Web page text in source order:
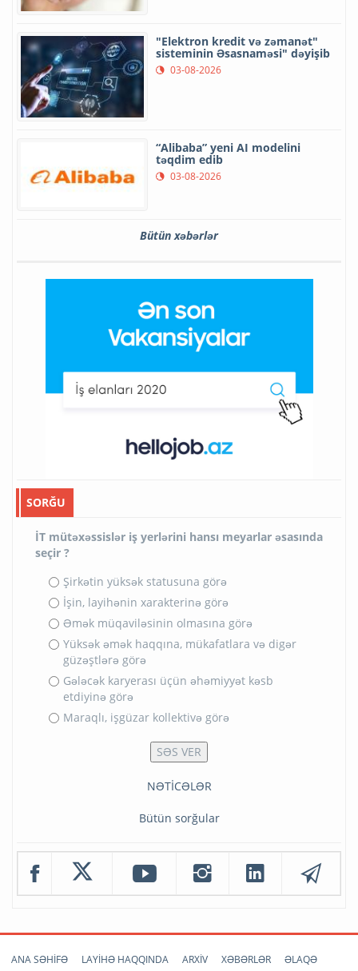
"Elektron kredit və zəmanət"
sisteminin Əsasnaməsi" dəyişib
03-08-2026
“Alibaba” yeni AI modelini
təqdim edib
03-08-2026
Bütün xəbərlər
SORĞU
İT mütəxəssislər iş yerlərini hansı meyarlar əsasında
seçir ?
Şirkətin yüksək statusuna görə
İşin, layihənin xarakterinə görə
Əmək müqaviləsinin olmasına görə
Yüksək əmək haqqına, mükafatlara və digər
güzəştlərə görə
Gələcək karyerası üçün əhəmiyyət kəsb
etdiyinə görə
Maraqlı, işgüzar kollektivə görə
NƏTİCƏLƏR
Bütün sorğular
ANA SƏHİFƏ LAYİHƏ HAQQINDA ARXİV XƏBƏRLƏR ƏLAQƏ